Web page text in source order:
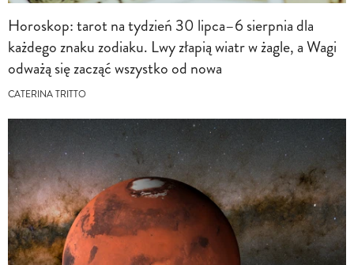
Horoskop: tarot na tydzień 30 lipca–6 sierpnia dla
każdego znaku zodiaku. Lwy złapią wiatr w żagle, a Wagi
odważą się zacząć wszystko od nowa
CATERINA TRITTO